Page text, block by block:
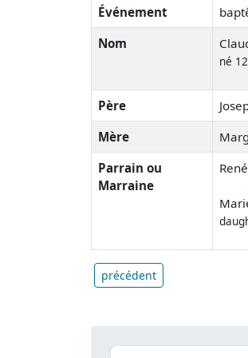
Événement
Nom
né
Père
Mère
Parrain ou
Marraine
précédent